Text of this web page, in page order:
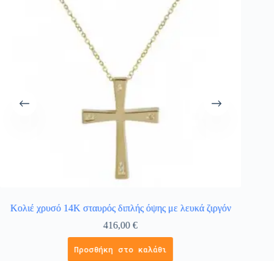
Κολιέ χρυσό 14Κ σταυρός διπλής όψης με λευκά ζιργόν
416,00€
Προσθήκη στο καλάθι